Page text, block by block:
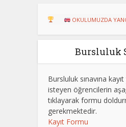
OKULUMUZDA YANGIN
Bursluluk
Bursluluk sınavına
isteyen öğrencilerin
tıklayarak formu
gerekmektedir.
Kayıt Formu